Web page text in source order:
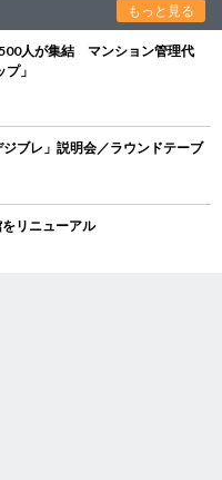
もっと見る
人が集結 マンション管理代
」
ブレ」説明会／ラウンドテーブ
リニューアル